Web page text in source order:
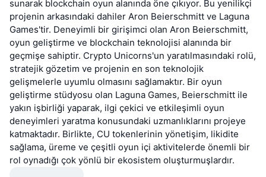
sunarak blockchain oyun alanında öne çıkıyor. Bu yenilikçi
projenin arkasındaki dahiler Aron Beierschmitt ve Laguna
Games'tir. Deneyimli bir girişimci olan Aron Beierschmitt,
oyun geliştirme ve blockchain teknolojisi alanında bir
geçmişe sahiptir. Crypto Unicorns'un yaratılmasındaki rolü,
stratejik gözetim ve projenin en son teknolojik
gelişmelerle uyumlu olmasını sağlamaktır. Bir oyun
geliştirme stüdyosu olan Laguna Games, Beierschmitt ile
yakın işbirliği yaparak, ilgi çekici ve etkileşimli oyun
deneyimleri yaratma konusundaki uzmanlıklarını projeye
katmaktadır. Birlikte, CU tokenlerinin yönetişim, likidite
sağlama, üreme ve çeşitli oyun içi aktivitelerde önemli bir
rol oynadığı çok yönlü bir ekosistem oluşturmuşlardır.